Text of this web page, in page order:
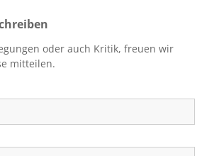
oder auch Kritik, freuen wir
mitteilen.